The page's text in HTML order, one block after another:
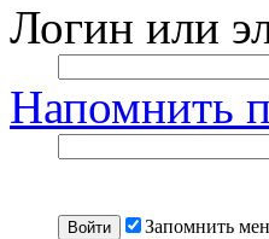
Логин или
Напомнить
Запомнить